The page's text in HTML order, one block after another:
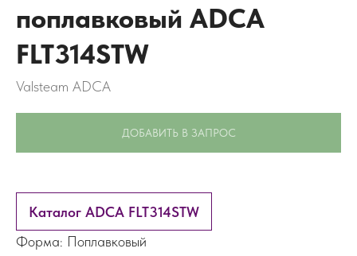
поплавковый ADCA
FLT314STW
Valsteam ADCA
ДОБАВИТЬ В ЗАПРОС
Каталог ADCA FLT314STW
Форма: Поплавковый